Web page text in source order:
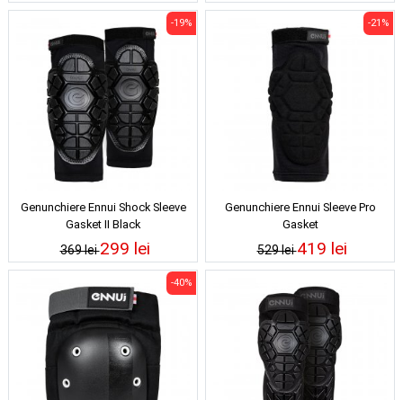
Genunchiere Ennui Shock Sleeve
Gasket II Black
369 lei
-19%
299 lei
Genunchiere Ennui Sleeve Pro
Gasket
529 lei
-21%
419 lei
-40%